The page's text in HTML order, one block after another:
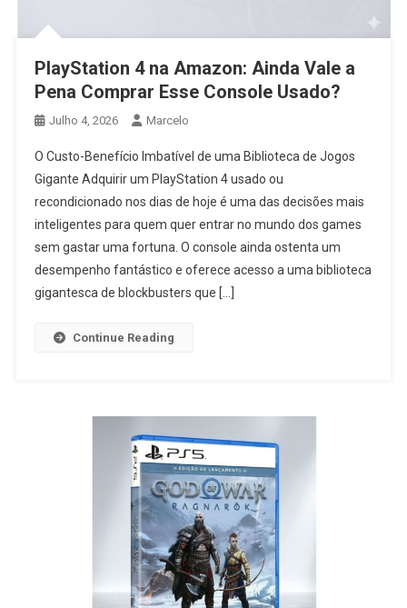
PlayStation 4 na Amazon: Ainda Vale a
Pena Comprar Esse Console Usado?
Julho 4, 2026 Marcelo
O Custo-Benefício Imbatível de uma Biblioteca de Jogos
Gigante Adquirir um PlayStation 4 usado ou
recondicionado nos dias de hoje é uma das decisões mais
inteligentes para quem quer entrar no mundo dos games
sem gastar uma fortuna. O console ainda ostenta um
desempenho fantástico e oferece acesso a uma biblioteca
gigantesca de blockbusters que […]
Continue Reading